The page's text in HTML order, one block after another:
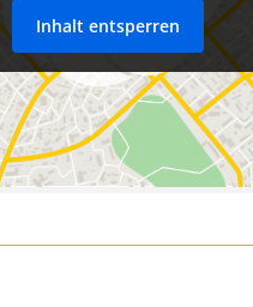
Inhalt entsperren